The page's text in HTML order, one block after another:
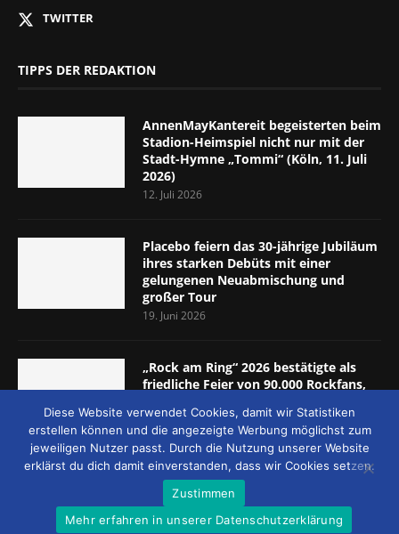
TWITTER
TIPPS DER REDAKTION
AnnenMayKantereit begeisterten beim
Stadion-Heimspiel nicht nur mit der
Stadt-Hymne „Tommi“ (Köln, 11. Juli
2026)
12. Juli 2026
Placebo feiern das 30-jährige Jubiläum
ihres starken Debüts mit einer
gelungenen Neuabmischung und
großer Tour
19. Juni 2026
„Rock am Ring“ 2026 bestätigte als
friedliche Feier von 90.000 Rockfans,
5.-7. Juni 2026)
8. Juni 2026
© 2026 - MUCKE UND MEHR
Diese Website verwendet Cookies, damit wir Statistiken
erstellen können und die angezeigte Werbung möglichst zum
jeweiligen Nutzer passt. Durch die Nutzung unserer Website
erklärst du dich damit einverstanden, dass wir Cookies setzen.
Zustimmen
Mehr erfahren in unserer Datenschutzerklärung